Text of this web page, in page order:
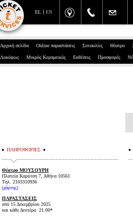
EN
EL
Αρχική σελίδα Online παραστάσεις Συναυλίες Θέατρο
Λυκόφως Μικρός Κεραμεικός Εκθέσεις Προσφορές
ΠΛΗΡΟΦΟΡΙΕΣ
Θέατρο ΜΟΥΣΟΥΡΗ
Πλατεία Καρύτση 7, Αθήνα 10561
Τηλ. 2103310936
(χάρτης)
ΠΑΡΑΣΤΑΣΕΙΣ
από 15 Δεκεμβρίου 2025
και κάθε Δευτέρα 21:00*